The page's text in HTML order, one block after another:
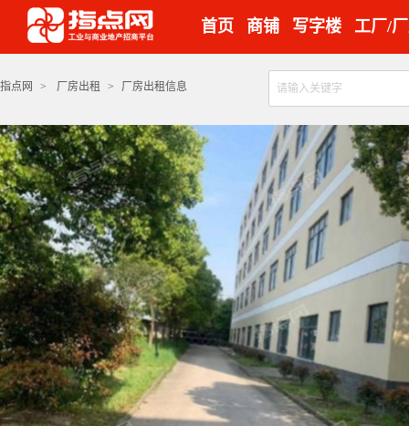
首页 商铺 写字楼 工厂/
指点网 > 厂房出租 > 厂房出租信息